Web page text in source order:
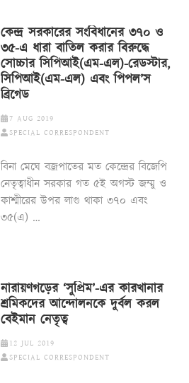
কেন্দ্র সরকারের সংবিধানের ৩৭০ ও
৩৫-এ ধারা বাতিল করার বিরুদ্ধে
সোচ্চার সিপিআই(এম-এল)-রেডস্টার,
সিপিআই(এম-এল) এবং পিপল’স
ব্রিগেড
7 AUG 2019
SPECIAL CORRESPONDENT
বিনা মেঘে বজ্রপাতের মত কেন্দ্রের বিজেপি
নেতৃত্বাধীন সরকার গত ৫ই অগস্ট জম্মু ও
কাশ্মীরের উপর লাগু থাকা ৩৭০ এবং
৩৫(এ) …
নারায়ণগড়ের ‘সুপ্রিম’-এর কারখানার
শ্রমিকদের আন্দোলনকে দুর্বল করল
বেইমান নেতৃত্ব
12 JUL 2019
SPECIAL CORRESPONDENT